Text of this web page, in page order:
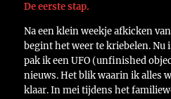
De eerste stap.
Na een klein weekje afkicken
begint het weer te kriebelen. Nu
pak ik een UFO (unfinished
nieuws. Het blik waarin ik alles
klaar. In mei tijdens het